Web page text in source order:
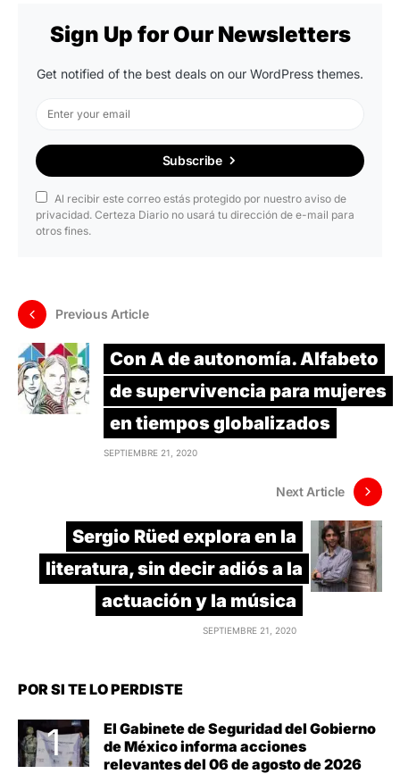
Sign Up for Our Newsletters
Get notified of the best deals on our WordPress themes.
Subscribe
Al recibir este correo estás protegido por nuestro aviso de
privacidad. Certeza Diario no usará tu dirección de e-mail para
otros fines.
Previous Article
Con A de autonomía. Alfabeto
de supervivencia para mujeres
en tiempos globalizados
SEPTIEMBRE 21, 2020
Next Article
Sergio Rüed explora en la
literatura, sin decir adiós a la
actuación y la música
SEPTIEMBRE 21, 2020
POR SI TE LO PERDISTE
El Gabinete de Seguridad del Gobierno
de México informa acciones
relevantes del 06 de agosto de 2026